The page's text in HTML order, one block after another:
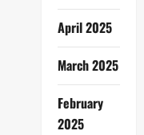
April 2025
March 2025
February
2025